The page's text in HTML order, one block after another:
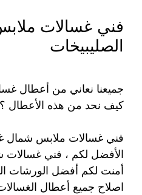
فني غسالات
الصليبيخات
جميعنا نعاني من أعطال
كيف نحد من هذه الأعطال ؟
فني غسالات ملابس شمال
الأفضل لكم ، فني غسالات
أمنت لكم أفضل الورشات
اصلاح جميع أعطال الغسالات